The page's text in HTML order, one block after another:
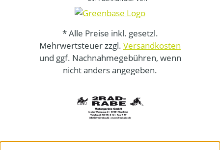
* Alle Preise inkl. gesetzl.
Mehrwertsteuer zzgl. Versandkosten
und ggf. Nachnahmegebühren, wenn
nicht anders angegeben.